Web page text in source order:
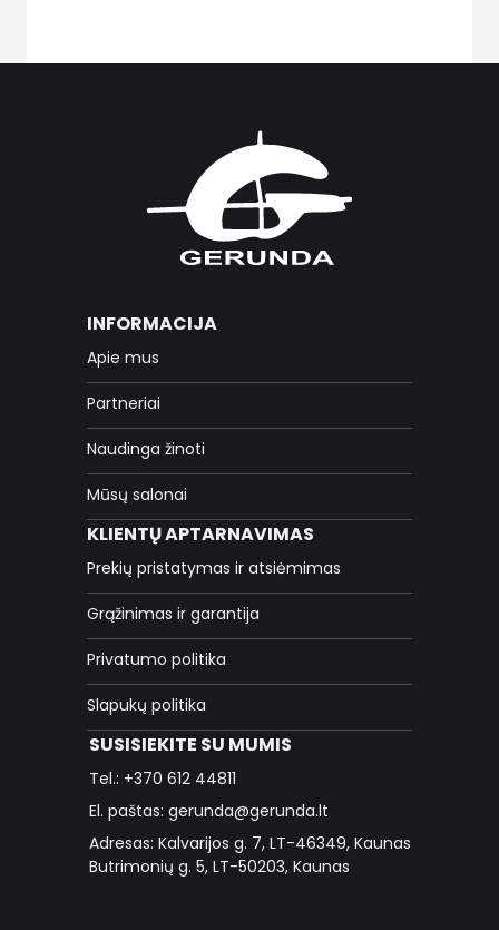
INFORMACIJA
Apie mus
Partneriai
Naudinga žinoti
Mūsų salonai
KLIENTŲ APTARNAVIMAS
Prekių pristatymas ir atsiėmimas
Grąžinimas ir garantija
Privatumo politika
Slapukų politika
SUSISIEKITE SU MUMIS
Tel.: +370 612 44811
El. paštas: gerunda@gerunda.lt
Adresas: Kalvarijos g. 7, LT-46349, Kaunas
Butrimonių g. 5, LT-50203, Kaunas